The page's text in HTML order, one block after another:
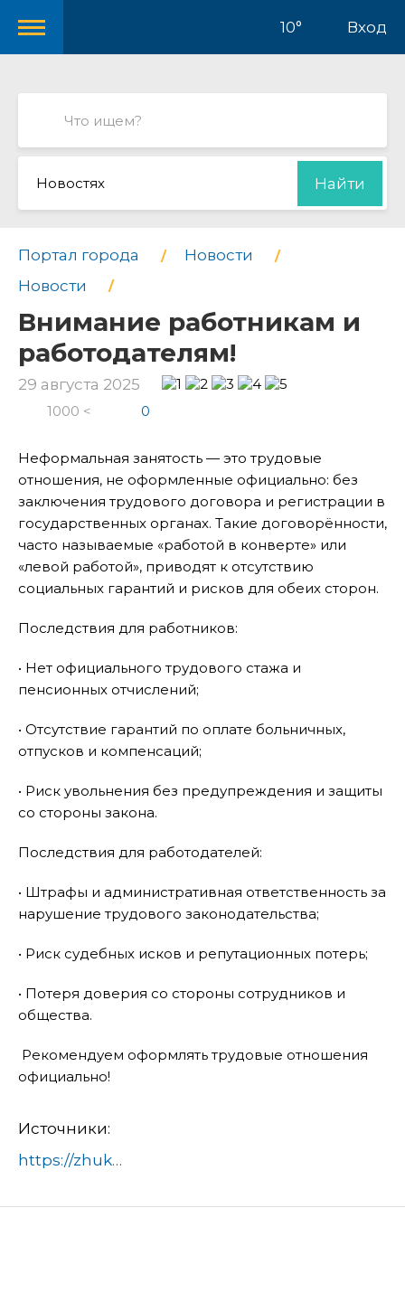
10° Вход
Новостях Найти
Портал города
Новости
Новости
Внимание работникам и
работодателям!
29 августа 2025
1000 < 0
Неформальная занятость — это трудовые
отношения, не оформленные официально: без
заключения трудового договора и регистрации в
государственных органах. Такие договорённости,
часто называемые «работой в конверте» или
«левой работой», приводят к отсутствию
социальных гарантий и рисков для обеих сторон.
Последствия для работников:
• Нет официального трудового стажа и
пенсионных отчислений;
• Отсутствие гарантий по оплате больничных,
отпусков и компенсаций;
• Риск увольнения без предупреждения и защиты
со стороны закона.
Последствия для работодателей:
• Штрафы и административная ответственность за
нарушение трудового законодательства;
• Риск судебных исков и репутационных потерь;
• Потеря доверия со стороны сотрудников и
общества.
Рекомендуем оформлять трудовые отношения
официально!
Источники:
https://zhukovskiy.ru/